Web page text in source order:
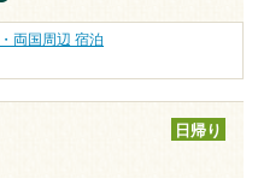
両国周辺 宿泊
日帰り